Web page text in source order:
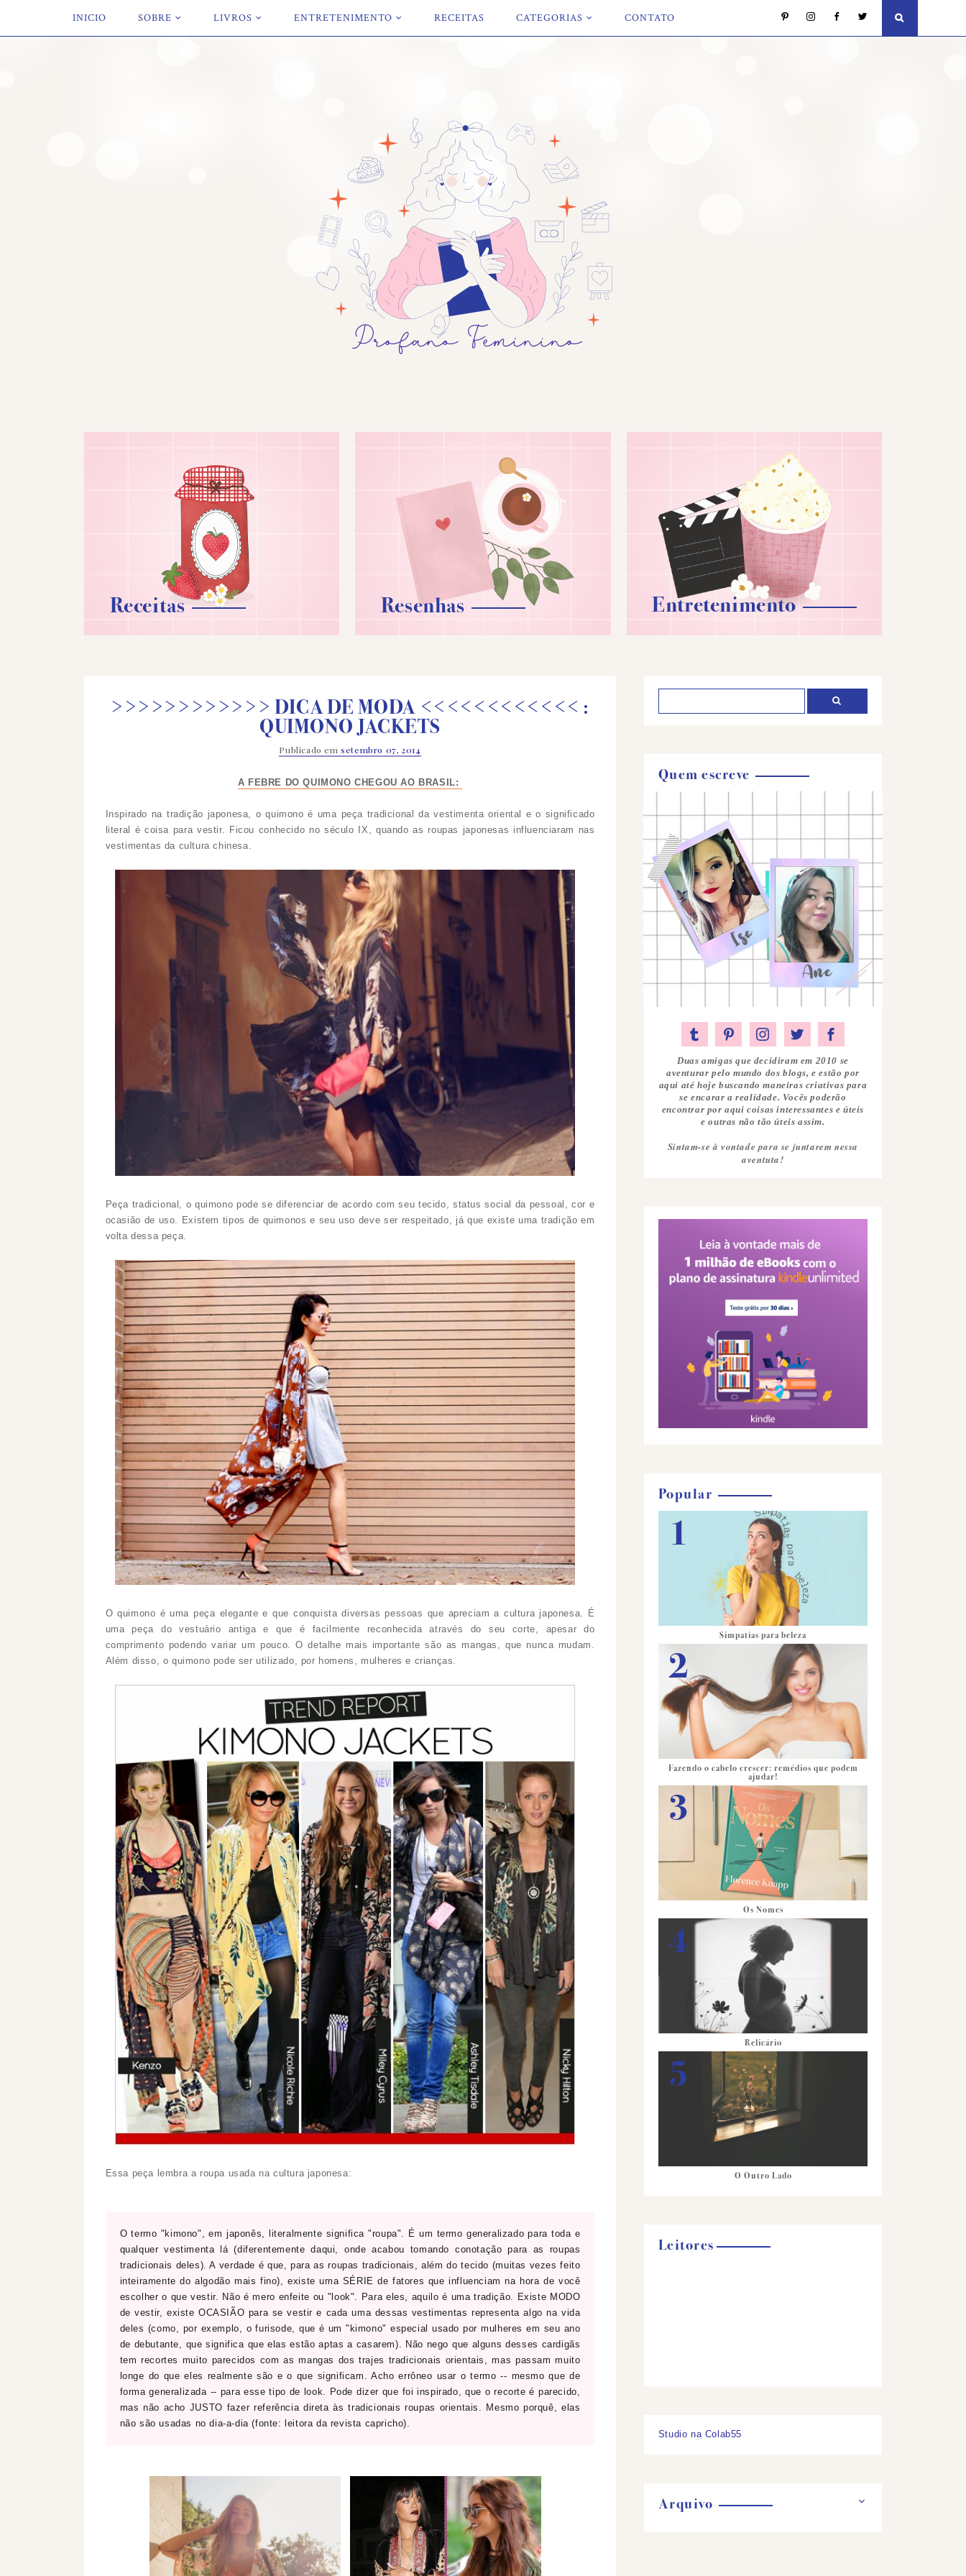
INICIO SOBRE LIVROS ENTRETENIMENTO RECEITAS CATEGORIAS CONTATO
Receitas Resenhas Entretenimento
>>>>>>>>>>>> DICA DE MODA <<<<<<<<<<<< :
QUIMONO JACKETS
Publicado emsetembro 07, 2014
A FEBRE DO QUIMONO CHEGOU AO BRASIL:
Inspirado na tradição japonesa, o quimono é uma peça tradicional da vestimenta oriental e o significado
literal é coisa para vestir. Ficou conhecido no século IX, quando as roupas japonesas influenciaram nas
vestimentas da cultura chinesa.
Peça tradicional, o quimono pode se diferenciar de acordo com seu tecido, status social da pessoal, cor e
ocasião de uso. Existem tipos de quimonos e seu uso deve ser respeitado, já que existe uma tradição em
volta dessa peça.
O quimono é uma peça elegante e que conquista diversas pessoas que apreciam a cultura japonesa. É
uma peça do vestuário antiga e que é facilmente reconhecida através do seu corte, apesar do
comprimento podendo variar um pouco. O detalhe mais importante são as mangas, que nunca mudam.
Além disso, o quimono pode ser utilizado, por homens, mulheres e crianças.
Essa peça lembra a roupa usada na cultura japonesa:
O termo "kimono", em japonês, literalmente significa "roupa". É um termo generalizado para toda e
qualquer vestimenta lá (diferentemente daqui, onde acabou tomando conotação para as roupas
tradicionais deles). A verdade é que, para as roupas tradicionais, além do tecido (muitas vezes feito
inteiramente do algodão mais fino), existe uma SÉRIE de fatores que influenciam na hora de você
escolher o que vestir. Não é mero enfeite ou "look". Para eles, aquilo é uma tradição. Existe MODO
de vestir, existe OCASIÃO para se vestir e cada uma dessas vestimentas representa algo na vida
deles (como, por exemplo, o furisode, que é um "kimono" especial usado por mulheres em seu ano
de debutante, que significa que elas estão aptas a casarem). Não nego que alguns desses cardigãs
tem recortes muito parecidos com as mangas dos trajes tradicionais orientais, mas passam muito
longe do que eles realmente são e o que significam. Acho errôneo usar o termo -- mesmo que de
forma generalizada -- para esse tipo de look. Pode dizer que foi inspirado, que o recorte é parecido,
mas não acho JUSTO fazer referência direta às tradicionais roupas orientais. Mesmo porquê, elas
não são usadas no dia-a-dia (fonte: leitora da revista capricho).
Quem escreve
Duas amigas que decidiram em 2010 se
aventurar pelo mundo dos blogs, e estão por
aqui até hoje buscando maneiras criativas para
se encarar a realidade. Vocês poderão
encontrar por aqui coisas interessantes e úteis
e outras não tão úteis assim.
Sintam-se à vontade para se juntarem nessa
aventuta!
Popular
Simpatias para beleza
Fazendo o cabelo crescer: remédios que podem
ajudar!
Os Nomes
Relicário
O Outro Lado
Leitores
Studio na Colab55
Arquivo